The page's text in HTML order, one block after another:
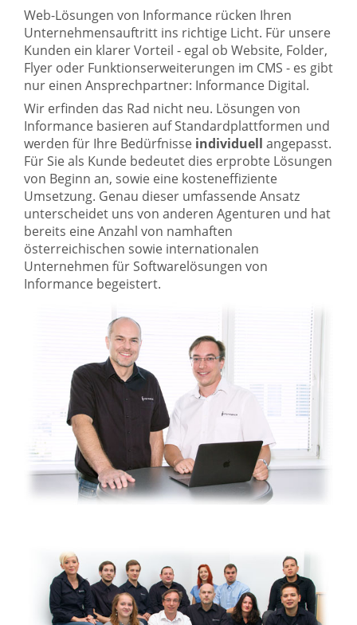
Web-Lösungen von Informance rücken Ihren
Unternehmensauftritt ins richtige Licht. Für unsere
Kunden ein klarer Vorteil - egal ob Website, Folder,
Flyer oder Funktionserweiterungen im CMS - es gibt
nur einen Ansprechpartner: Informance Digital.
Wir erfinden das Rad nicht neu. Lösungen von
Informance basieren auf Standardplattformen und
werden für Ihre Bedürfnisse individuell angepasst.
Für Sie als Kunde bedeutet dies erprobte Lösungen
von Beginn an, sowie eine kosteneffiziente
Umsetzung. Genau dieser umfassende Ansatz
unterscheidet uns von anderen Agenturen und hat
bereits eine Anzahl von namhaften
österreichischen sowie internationalen
Unternehmen für Softwarelösungen von
Informance begeistert.